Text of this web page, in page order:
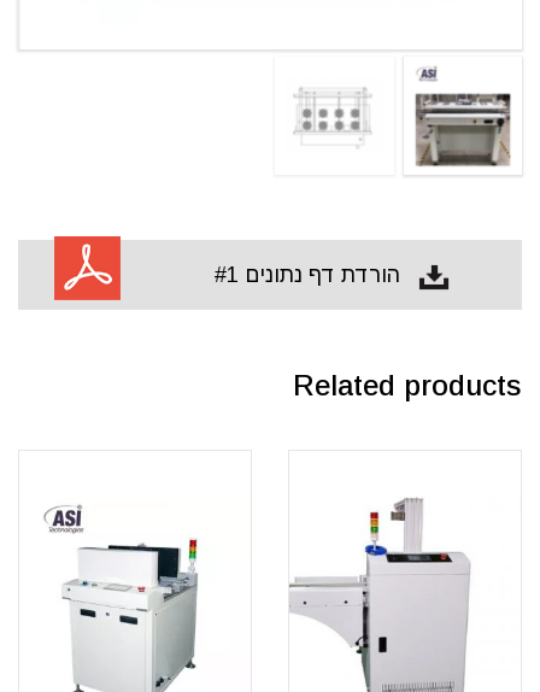
הורדת דף נתונים #1
Related products